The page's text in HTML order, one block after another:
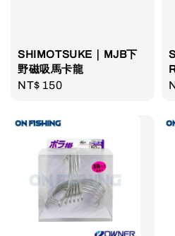
SHIMOTSUKE｜MJB下
野磁吸馬卡龍
Regular
NT$ 150